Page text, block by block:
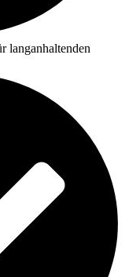
langanhaltenden